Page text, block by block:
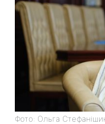
Фото: Ольга